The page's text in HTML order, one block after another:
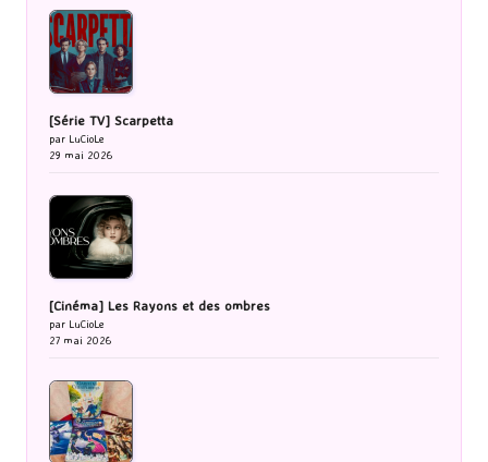
[Série TV] Scarpetta
par LuCioLe
29 mai 2026
[Cinéma] Les Rayons et des ombres
par LuCioLe
27 mai 2026